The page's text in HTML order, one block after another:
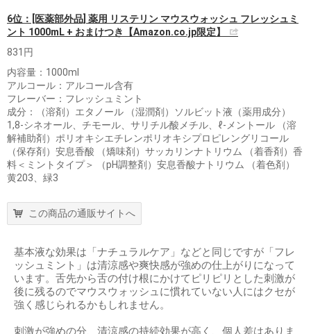
6位：[医薬部外品] 薬用 リステリン マウスウォッシュ フレッシュミ
ント 1000mL + おまけつき【Amazon.co.jp限定】
831円
内容量：1000ml
アルコール：アルコール含有
フレーバー：フレッシュミント
成分：（溶剤）エタノール （湿潤剤）ソルビット液（薬用成分）
1,8-シネオール、チモール、サリチル酸メチル、ℓ-メントール （溶
解補助剤）ポリオキシエチレンポリオキシプロピレングリコール
（保存剤）安息香酸 （矯味剤）サッカリンナトリウム （着香剤）香
料＜ミントタイプ＞ （pH調整剤）安息香酸ナトリウム （着色剤）
黄203、緑3
この商品の通販サイトへ
基本液な効果は「ナチュラルケア」などと同じですが「フレ
ッシュミント」は清涼感や爽快感が強めの仕上がりになって
います。舌先から舌の付け根にかけてピリピリとした刺激が
後に残るのでマウスウォッシュに慣れていない人にはクセが
強く感じられるかもしれません。
刺激が強めの分、清涼感の持続効果が高く、個人差はありま